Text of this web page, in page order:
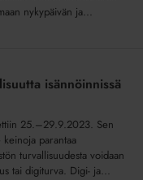
nykypäivän ja...
isännöinnissä
25.–29.9.2023. Sen
parantaa
turvallisuudesta voidaan
tai digiturva. Digi- ja...